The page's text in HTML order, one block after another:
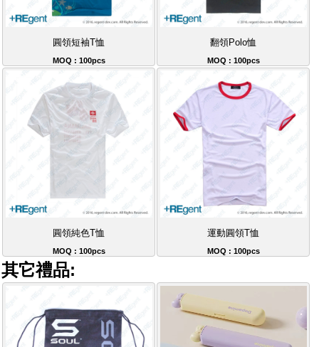
圓領短袖T恤
MOQ : 100pcs
翻領Polo恤
MOQ : 100pcs
圓領純色T恤
MOQ : 100pcs
運動圓領T恤
MOQ : 100pcs
其它禮品: